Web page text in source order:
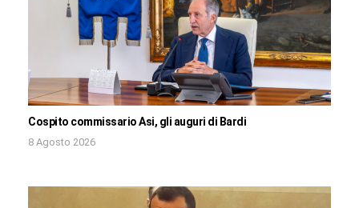
Cospito commissario Asi, gli auguri di Bardi
8 Agosto 2026